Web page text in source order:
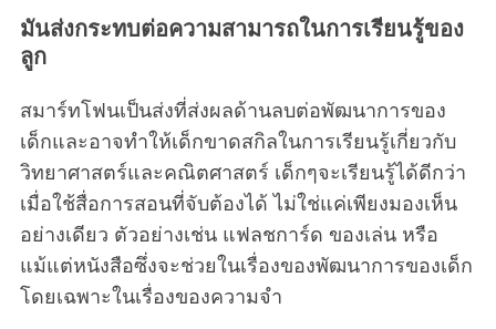
มันส่งกระทบต่อความสามารถในการเรียนรู้ของ
ลูก
สมาร์ทโฟนเป็นส่งที่ส่งผลด้านลบต่อพัฒนาการของ
เด็กและอาจทำให้เด็กขาดสกิลในการเรียนรู้เกี่ยวกับ
วิทยาศาสตร์และคณิตศาสตร์ เด็กๆจะเรียนรู้ได้ดีกว่า
เมื่อใช้สื่อการสอนที่จับต้องได้ ไม่ใช่แค่เพียงมองเห็น
อย่างเดียว ตัวอย่างเช่น แฟลชการ์ด ของเล่น หรือ
แม้แต่หนังสือซึ่งจะช่วยในเรื่องของพัฒนาการของเด็ก
โดยเฉพาะในเรื่องของความจำ